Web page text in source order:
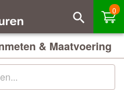
0
& Maatvoering